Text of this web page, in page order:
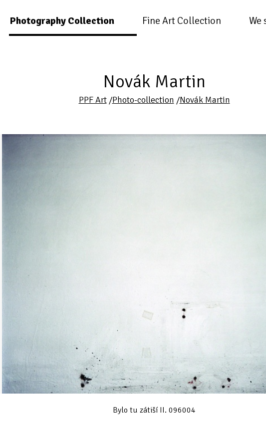
Photography Collection Fine Art Collection We
Novák Martin
PPF Art/Photo-collection /Novák Martin
Bylo tu zátiší II. 096004